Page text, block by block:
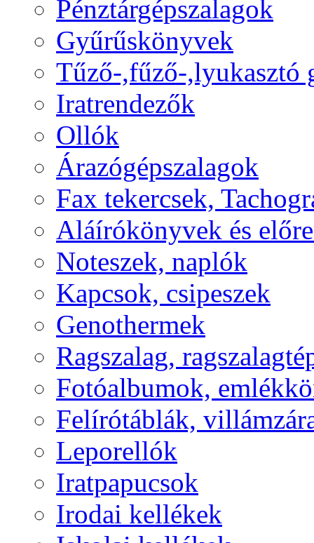
Pénztárgépszalagok
Gyűrűskönyvek
Tűző-,fűző-,lyukasztó
Iratrendezők
Ollók
Árazógépszalagok
Fax tekercsek,
Aláírókönyvek és
Noteszek, naplók
Kapcsok, csipeszek
Genothermek
Ragszalag,
Fotóalbumok,
Felírótáblák,
Leporellók
Iratpapucsok
Irodai kellékek